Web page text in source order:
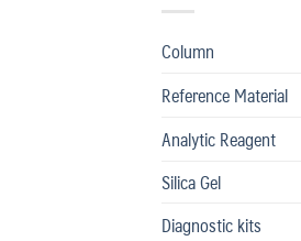
Column
Reference Material
Analytic Reagent
Silica Gel
Diagnostic kits